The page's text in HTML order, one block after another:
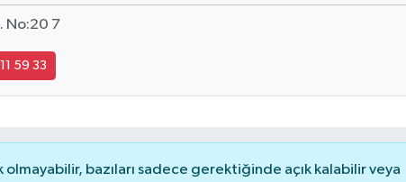
No:20 7
59 33
bazıları sadece gerektiğinde açık kalabilir veya